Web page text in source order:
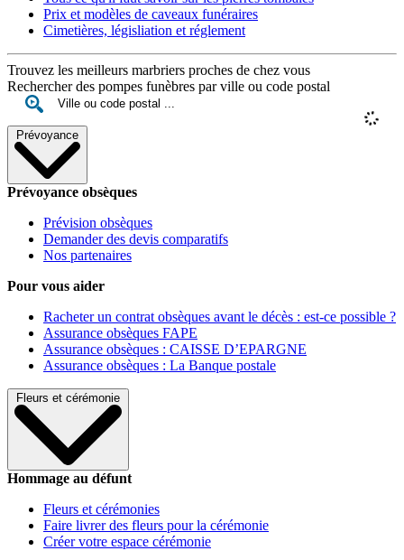
Prix et modèles de caveaux funéraires
Cimetières, législiation et réglement
Trouvez les meilleurs marbriers proches de chez vous
Rechercher des pompes funèbres par ville ou code postal
Prévoyance
Prévoyance obsèques
Prévision obsèques
Demander des devis comparatifs
Nos partenaires
Pour vous aider
Racheter un contrat obsèques avant le décès : est-ce possible ?
Assurance obsèques FAPE
Assurance obsèques : CAISSE D’EPARGNE
Assurance obsèques : La Banque postale
Fleurs et cérémonie
Hommage au défunt
Fleurs et cérémonies
Faire livrer des fleurs pour la cérémonie
Créer votre espace cérémonie